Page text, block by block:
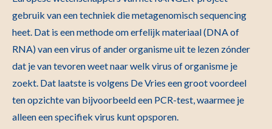
gebruik van een techniek die metagenomisch sequencing
heet. Dat is een methode om erfelijk materiaal (DNA of
RNA) van een virus of ander organisme uit te lezen zónder
dat je van tevoren weet naar welk virus of organisme je
zoekt. Dat laatste is volgens De Vries een groot voordeel
ten opzichte van bijvoorbeeld een PCR-test, waarmee je
alleen een specifiek virus kunt opsporen.